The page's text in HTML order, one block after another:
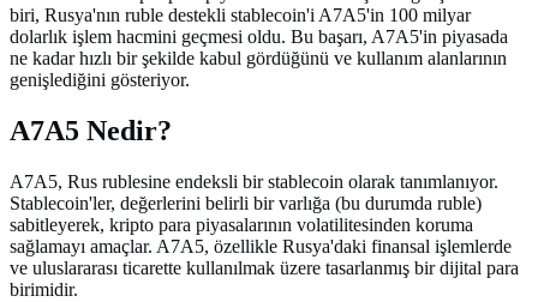
biri, Rusya'nın ruble destekli stablecoin'i A7A5'in 100 milyar
dolarlık işlem hacmini geçmesi oldu. Bu başarı, A7A5'in piyasada
ne kadar hızlı bir şekilde kabul gördüğünü ve kullanım alanlarının
genişlediğini gösteriyor.
A7A5 Nedir?
A7A5, Rus rublesine endeksli bir stablecoin olarak tanımlanıyor.
Stablecoin'ler, değerlerini belirli bir varlığa (bu durumda ruble)
sabitleyerek, kripto para piyasalarının volatilitesinden koruma
sağlamayı amaçlar. A7A5, özellikle Rusya'daki finansal işlemlerde
ve uluslararası ticarette kullanılmak üzere tasarlanmış bir dijital para
birimidir.